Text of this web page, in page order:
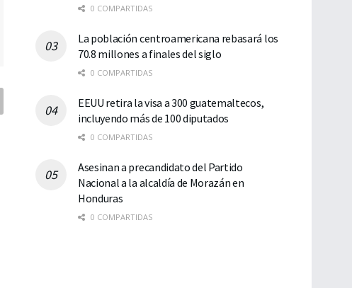
0 COMPARTIDAS
La población centroamericana rebasará los
70.8 millones a finales del siglo
0 COMPARTIDAS
EEUU retira la visa a 300 guatemaltecos,
incluyendo más de 100 diputados
0 COMPARTIDAS
Asesinan a precandidato del Partido
Nacional a la alcaldía de Morazán en
Honduras
0 COMPARTIDAS